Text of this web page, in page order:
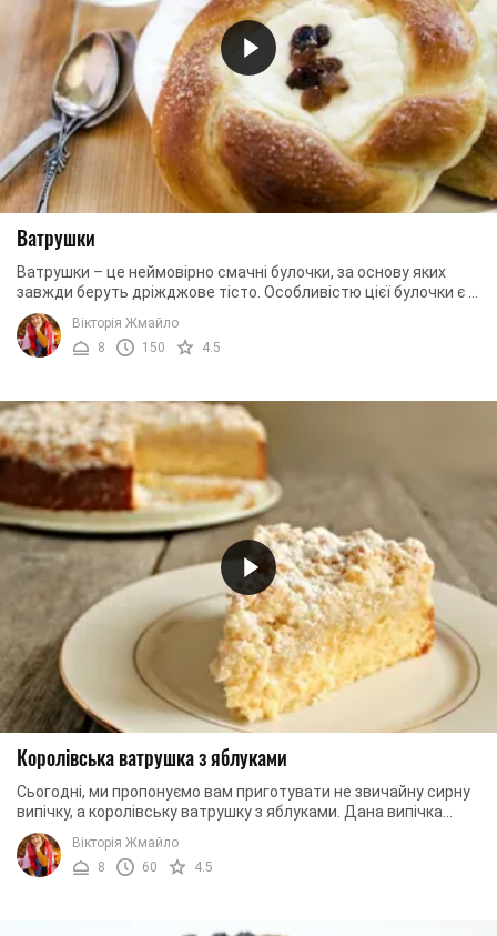
Ватрушки
Ватрушки – це неймовірно смачні булочки, за основу яких
завжди беруть дріжджове тісто. Особливістю цієї булочки є її
унікальна форма та сирна ...
Вікторія Жмайло
8
150 4.5
Королівська ватрушка з яблуками
Сьогодні, ми пропонуємо вам приготувати не звичайну сирну
випічку, а королівську ватрушку з яблуками. Дана випічка
буде незвичайна тим, що в ній ...
Вікторія Жмайло
8
60 4.5